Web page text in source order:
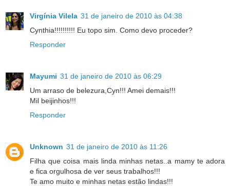
Virgínia Vilela 31 de janeiro de 2010 às 04:38
Cynthia!!!!!!!!!! Eu topo sim. Como devo proceder?
Responder
Mayumi 31 de janeiro de 2010 às 06:29
Um arraso de belezura,Cyn!!! Amei demais!!!
Mil beijinhos!!!
Responder
Unknown 31 de janeiro de 2010 às 11:26
Filha que coisa mais linda minhas netas..a mamy te adora
e fica orgulhosa de ver seus trabalhos!!!
Te amo muito e minhas netas estão lindas!!!